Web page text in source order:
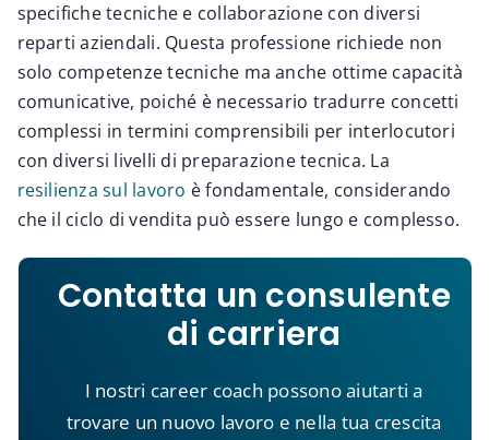
specifiche tecniche e collaborazione con diversi
reparti aziendali. Questa professione richiede non
solo competenze tecniche ma anche ottime capacità
comunicative, poiché è necessario tradurre concetti
complessi in termini comprensibili per interlocutori
con diversi livelli di preparazione tecnica. La
resilienza sul lavoro è fondamentale, considerando
che il ciclo di vendita può essere lungo e complesso.
Contatta un consulente
di carriera
I nostri career coach possono aiutarti a
trovare un nuovo lavoro e nella tua crescita